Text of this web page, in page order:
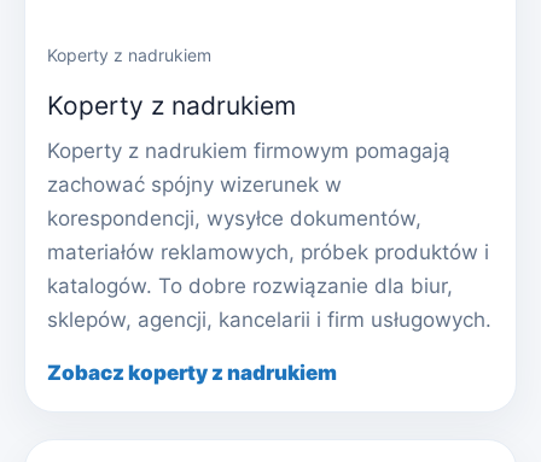
Koperty z nadrukiem
Koperty z nadrukiem
Koperty z nadrukiem firmowym pomagają
zachować spójny wizerunek w
korespondencji, wysyłce dokumentów,
materiałów reklamowych, próbek produktów i
katalogów. To dobre rozwiązanie dla biur,
sklepów, agencji, kancelarii i firm usługowych.
Zobacz koperty z nadrukiem